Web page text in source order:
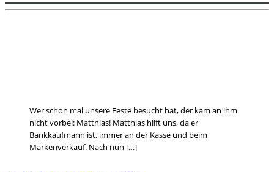
Wer schon mal unsere Feste besucht hat, der kam an ihm
nicht vorbei: Matthias! Matthias hilft uns, da er
Bankkaufmann ist, immer an der Kasse und beim
Markenverkauf. Nach nun […]